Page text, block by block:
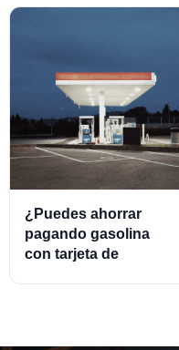
¿Puedes ahorrar
pagando gasolina
con tarjeta de